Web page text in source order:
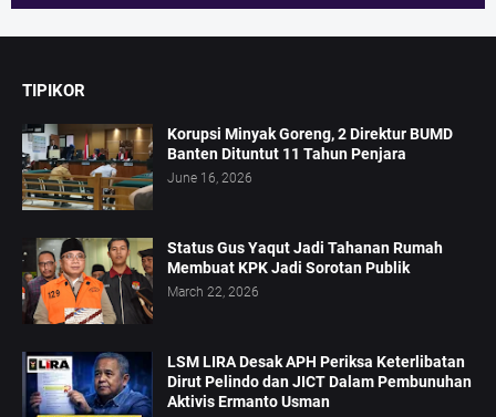
TIPIKOR
Korupsi Minyak Goreng, 2 Direktur BUMD
Banten Dituntut 11 Tahun Penjara
June 16, 2026
Status Gus Yaqut Jadi Tahanan Rumah
Membuat KPK Jadi Sorotan Publik
March 22, 2026
LSM LIRA Desak APH Periksa Keterlibatan
Dirut Pelindo dan JICT Dalam Pembunuhan
Aktivis Ermanto Usman